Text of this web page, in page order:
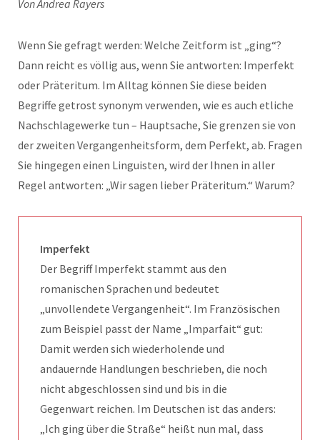
Von Andrea Rayers
Wenn Sie gefragt werden: Welche Zeitform ist „ging“?
Dann reicht es völlig aus, wenn Sie antworten: Imperfekt
oder Präteritum. Im Alltag können Sie diese beiden
Begriffe getrost synonym verwenden, wie es auch etliche
Nachschlagewerke tun – Hauptsache, Sie grenzen sie von
der zweiten Vergangenheitsform, dem Perfekt, ab. Fragen
Sie hingegen einen Linguisten, wird der Ihnen in aller
Regel antworten: „Wir sagen lieber Präteritum.“ Warum?
Imperfekt
Der Begriff Imperfekt stammt aus den
romanischen Sprachen und bedeutet
„unvollendete Vergangenheit“. Im Französischen
zum Beispiel passt der Name „Imparfait“ gut:
Damit werden sich wiederholende und
andauernde Handlungen beschrieben, die noch
nicht abgeschlossen sind und bis in die
Gegenwart reichen. Im Deutschen ist das anders:
„Ich ging über die Straße“ heißt nun mal, dass